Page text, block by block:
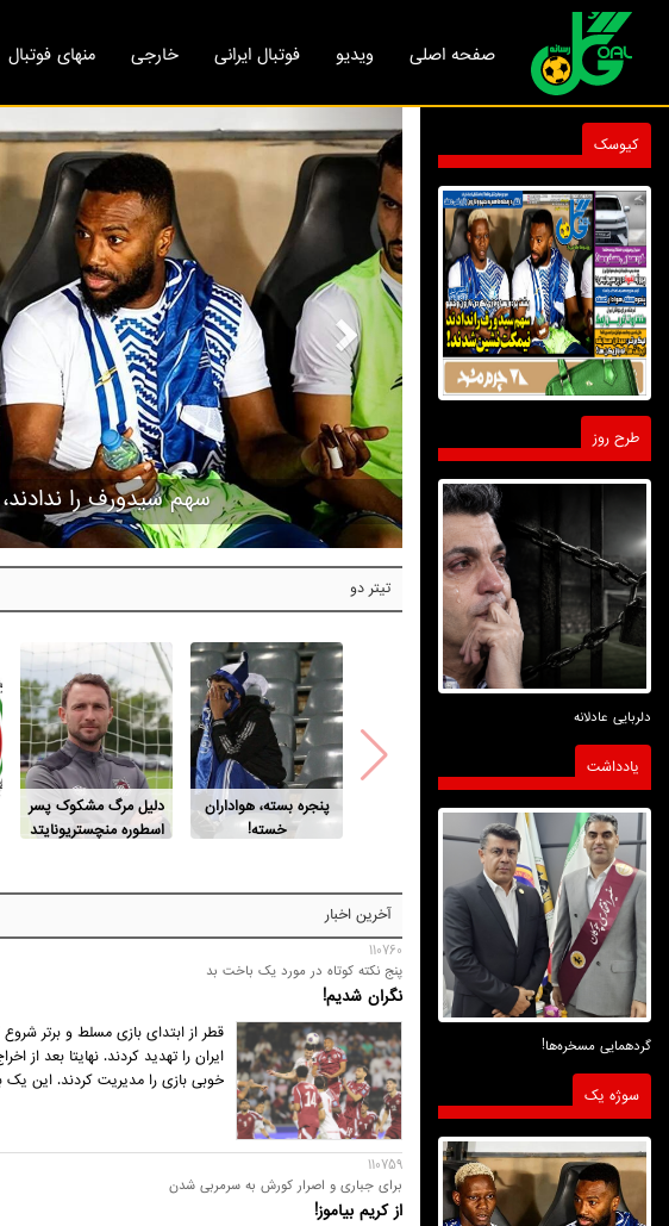
صفحه اصلی ویدیو فوتبال ایرانی خارجی منهای فوتبال
گردهمایی
Next
تیتر دو
پنجره بسته، هواداران
خسته!
دلیل مرگ مشکوک پسر
اسطوره منچستریونایتد
آخرین اخبار
110760
پنج نکته کوتاه در مورد یک باخت بد
نگران شدیم!
قطر از ابتدای بازی مسلط و برتر
ایران را تهدید کردند. نهایتا بعد از
خوبی بازی را مدیریت کردند. این یک
110759
برای جباری و اصرار کورش به سرمربی شدن
از کریم بیاموز!
کیوسک
طرح روز
دلربایی عادلانه
یادداشت
گردهمایی مسخره‌ها!
سوژه یک